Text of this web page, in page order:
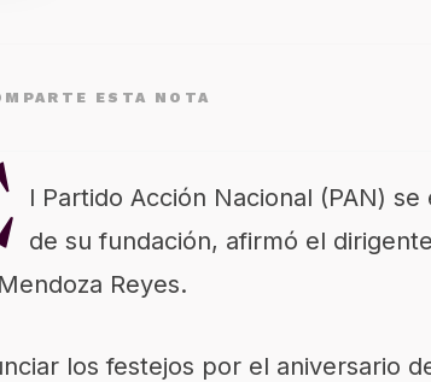
ESTA NOTA
l Partido Acción Nacional (PAN)
de su fundación, afirmó el
Reyes.
los festejos por el aniversario